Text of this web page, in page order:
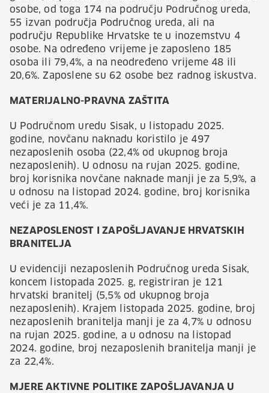
osobe, od toga 174 na području Područnog ureda,
55 izvan područja Područnog ureda, ali na
području Republike Hrvatske te u inozemstvu 4
osobe. Na određeno vrijeme je zaposleno 185
osoba ili 79,4%, a na neodređeno vrijeme 48 ili
20,6%. Zaposlene su 62 osobe bez radnog iskustva.
MATERIJALNO-PRAVNA ZAŠTITA
U Područnom uredu Sisak, u listopadu 2025.
godine, novčanu naknadu koristilo je 497
nezaposlenih osoba (22,4% od ukupnog broja
nezaposlenih). U odnosu na rujan 2025. godine,
broj korisnika novčane naknade manji je za 5,9%, a
u odnosu na listopad 2024. godine, broj korisnika
veći je za 11,4%.
NEZAPOSLENOST I ZAPOŠLJAVANJE HRVATSKIH
BRANITELJA
U evidenciji nezaposlenih Područnog ureda Sisak,
koncem listopada 2025. g, registriran je 121
hrvatski branitelj (5,5% od ukupnog broja
nezaposlenih). Krajem listopada 2025. godine, broj
nezaposlenih branitelja manji je za 4,7% u odnosu
na rujan 2025. godine, a u odnosu na listopad
2024. godine, broj nezaposlenih branitelja manji je
za 22,4%.
MJERE AKTIVNE POLITIKE ZAPOŠLJAVANJA U